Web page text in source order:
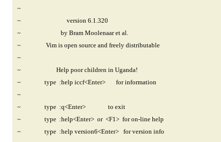
~
~ version 6.1.320
~ by Bram Moolenaar et al.
~ Vim is open source and freely distributable
~
~ Help poor children in Uganda!
~ type :help iccf<Enter> for information
~
~ type :q<Enter> to exit
~ type :help<Enter> or <F1> for on-line help
~ type :help version6<Enter> for version info